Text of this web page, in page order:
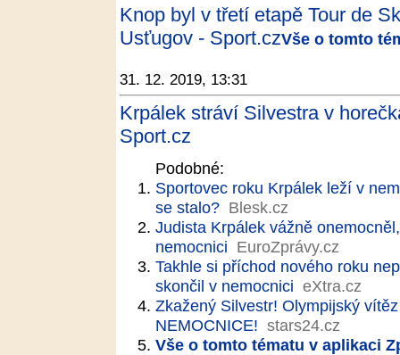
Knop byl v třetí etapě Tour de
Usťugov - Sport.czVše o tomto
31. 12. 2019, 13:31
Krpálek stráví Silvestra v
Sport.cz
Podobné:
Sportovec roku Krpálek leží v
se stalo? Blesk.cz
Judista Krpálek vážně
nemocnici EuroZprávy.cz
Takhle si příchod nového roku
skončil v nemocnici eXtra.cz
Zkažený Silvestr! Olympijský
NEMOCNICE! stars24.cz
Vše o tomto tématu v aplikaci